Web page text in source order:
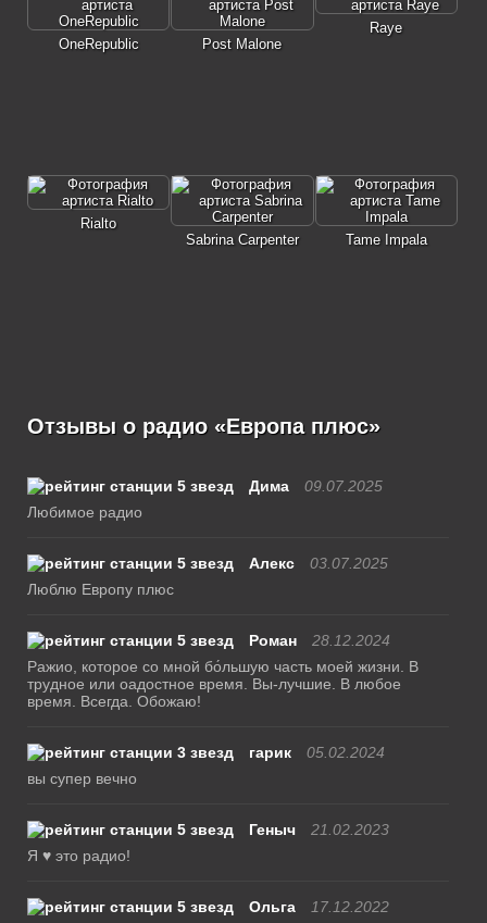
OneRepublic Post Malone
Raye
Rialto
Sabrina Carpenter
Tame Impala
Отзывы о радио «Европа плюс»
Дима
09.07.2025
Любимое радио
Алекс
03.07.2025
Люблю Европу плюс
Роман
28.12.2024
Ражио, которое со мной бо́льшую часть моей жизни. В
трудное или оадостное время. Вы-лучшие. В любое
время. Всегда. Обожаю!
гарик
05.02.2024
вы супер вечно
Геныч
21.02.2023
Я ♥ это радио!
Ольга
17.12.2022